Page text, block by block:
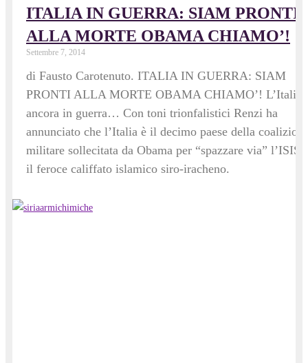
ITALIA IN GUERRA: SIAM PRONTI
ALLA MORTE OBAMA CHIAMO’!
Settembre 7, 2014
di Fausto Carotenuto. ITALIA IN GUERRA: SIAM
PRONTI ALLA MORTE OBAMA CHIAMO’! L’Italia
ancora in guerra… Con toni trionfalistici Renzi ha
annunciato che l’Italia è il decimo paese della
militare sollecitata da Obama per “spazzare via” l’ISIS,
il feroce califfato islamico siro-iracheno.